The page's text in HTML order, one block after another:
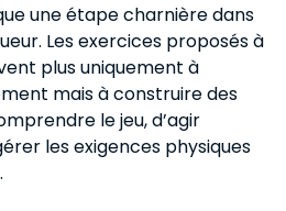
une étape charnière dans
Les exercices proposés à
plus uniquement à
mais à construire des
le jeu, d’agir
les exigences physiques